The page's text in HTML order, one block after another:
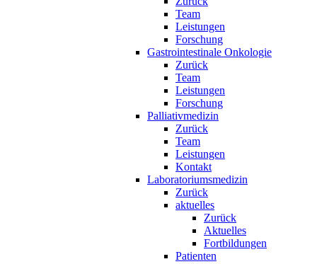
Team
Leistungen
Forschung
Gastrointestinale Onkologie
Zurück
Team
Leistungen
Forschung
Palliativmedizin
Zurück
Team
Leistungen
Kontakt
Laboratoriumsmedizin
Zurück
aktuelles
Zurück
Aktuelles
Fortbildungen
Patienten